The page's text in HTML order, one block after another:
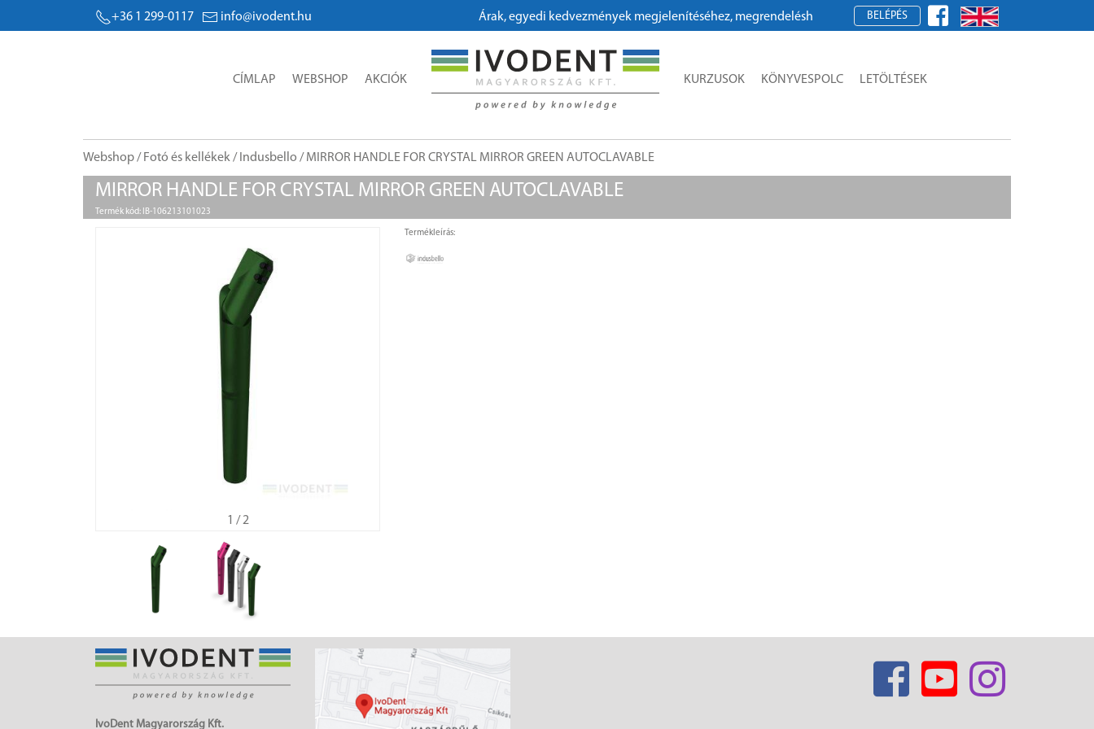
+36 1 299-0117 info@ivodent.hu Árak, egyedi kedvezmények megjelenítéséhez, megrendeléshez kérjük, regisztráljon!
BELÉPÉS
CÍMLAP WEBSHOP AKCIÓK KURZUSOK KÖNYVESPOLC LETÖLTÉSEK
Webshop/ Fotó és kellékek/ Indusbello / MIRROR HANDLE FOR CRYSTAL MIRROR GREEN AUTOCLAVABLE
MIRROR HANDLE FOR CRYSTAL MIRROR GREEN AUTOCLAVABLE
Termék kód: IB-106213101023
1 / 2
Termékleírás:
IvoDent Magyarország Kft.